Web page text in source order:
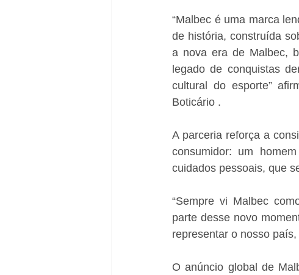
“Malbec é uma marca
de história, construída
a nova era de Malbec,
legado de conquistas
cultural do esporte”
Boticário .
A parceria reforça a
consumidor: um
cuidados pessoais, que
“Sempre vi Malbec
parte desse novo
representar o nosso
O anúncio global de